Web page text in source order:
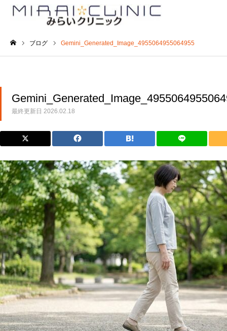
ブログ Gemini_Generated_Image_4955064955064955
最終更新日 2026.02.18